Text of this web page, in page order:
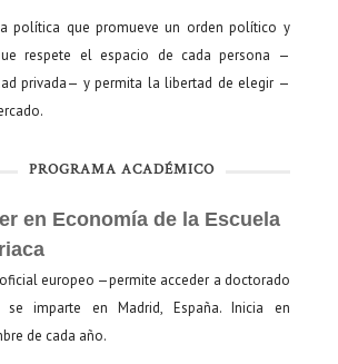
política que promueve un orden político y
respete el espacio de cada persona —
privada— y permita la libertad de elegir —
PROGRAMA ACADÉMICO
en Economía de la Escuela
europeo —permite acceder a doctorado
imparte en Madrid, España. Inicia en
de cada año.